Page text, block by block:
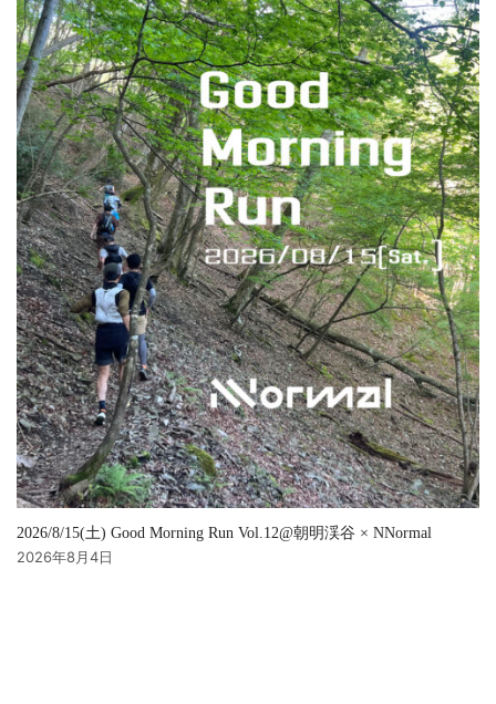
2026/8/15(土) Good Morning Run Vol.12@朝明渓谷 × NNormal
2026年8月4日